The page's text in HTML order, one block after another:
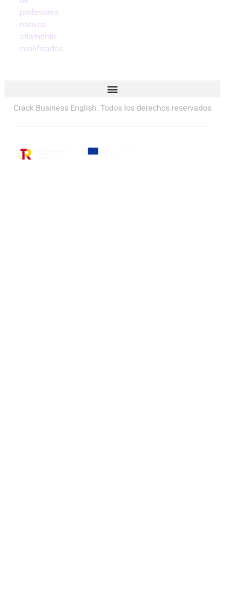
profesores
nativos
altamente
cualificados.
Crack Business English. Todos los derechos reservados